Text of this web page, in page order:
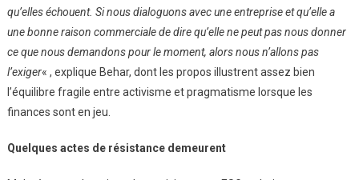
qu’elles échouent. Si nous dialoguons avec une entreprise et qu’elle a
une bonne raison commerciale de dire qu’elle ne peut pas nous donner
ce que nous demandons pour le moment, alors nous n’allons pas
l’exiger« , explique Behar, dont les propos illustrent assez bien
l’équilibre fragile entre activisme et pragmatisme lorsque les
finances sont en jeu.
Quelques actes de résistance demeurent